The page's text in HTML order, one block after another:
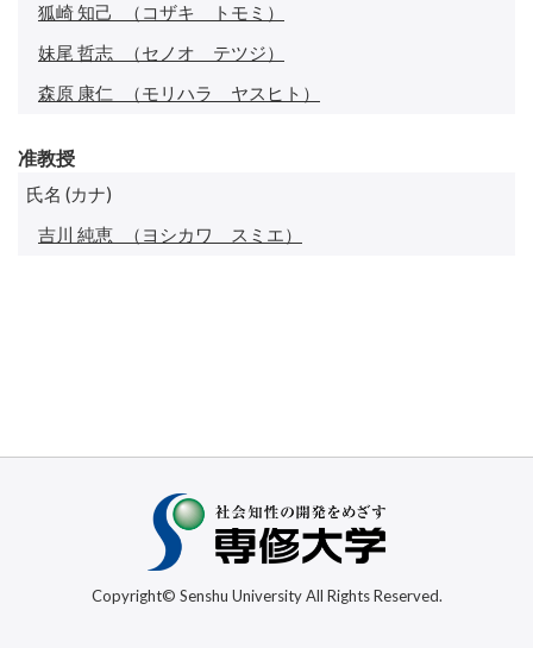
狐崎 知己
（コザキ トモミ）
妹尾 哲志
（セノオ テツジ）
森原 康仁
（モリハラ ヤスヒト）
准教授
氏名 (カナ)
吉川 純恵
（ヨシカワ スミエ）
Copyright© Senshu University All Rights Reserved.